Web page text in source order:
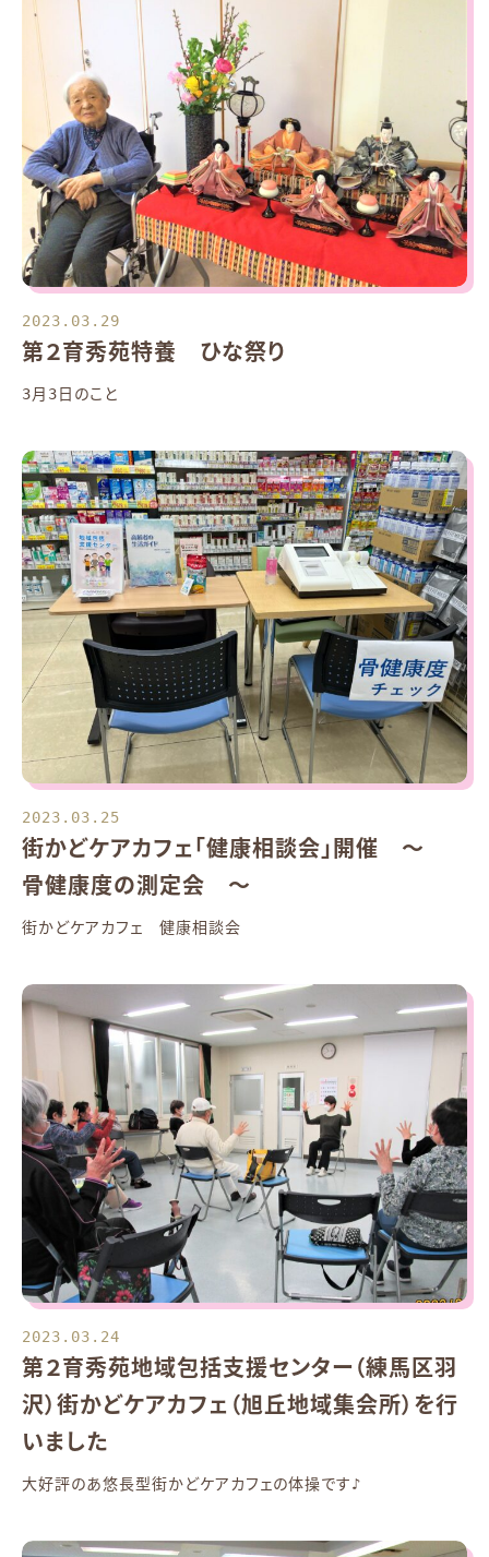
2023.03.29
第２育秀苑特養 ひな祭り
3月3日のこと
2023.03.25
街かどケアカフェ「健康相談会」開催 ～
骨健康度の測定会 ～
街かどケアカフェ 健康相談会
2023.03.24
第２育秀苑地域包括支援センター（練馬区羽
沢）街かどケアカフェ（旭丘地域集会所）を行
いました
大好評のあ悠長型街かどケアカフェの体操です♪